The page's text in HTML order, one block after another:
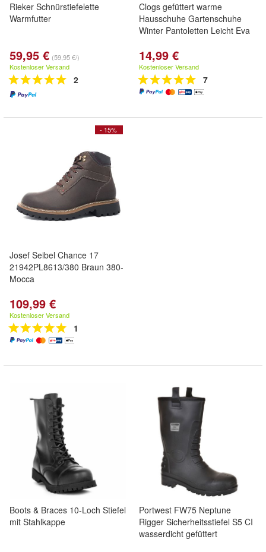
Rieker Schnürstiefelette
Warmfutter
59,95 € (59,95 €/)
Kostenloser Versand
2
Clogs gefüttert warme
Hausschuhe Gartenschuhe
Winter Pantoletten Leicht Eva
14,99 €
Kostenloser Versand
7
- 15%
Josef Seibel Chance 17
21942PL8613/380 Braun 380-
Mocca
109,99 €
Kostenloser Versand
1
Boots & Braces 10-Loch Stiefel
mit Stahlkappe
Portwest FW75 Neptune
Rigger Sicherheitsstiefel S5 CI
wasserdicht gefüttert